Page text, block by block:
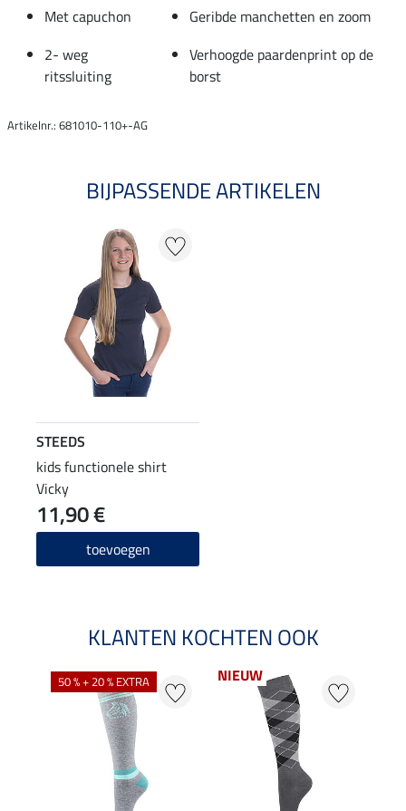
Met capuchon
Geribde manchetten en zoom
2- weg
ritssluiting
Verhoogde paardenprint op de
borst
Artikelnr.: 681010-110+-AG
BIJPASSENDE ARTIKELEN
STEEDS
kids functionele shirt
Vicky
11,90 €
toevoegen
KLANTEN KOCHTEN OOK
50 % + 20 % EXTRA NIEUW